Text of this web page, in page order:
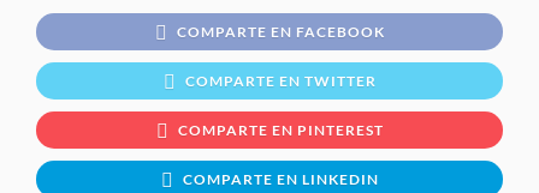
COMPARTE EN FACEBOOK
COMPARTE EN TWITTER
COMPARTE EN PINTEREST
COMPARTE EN LINKEDIN